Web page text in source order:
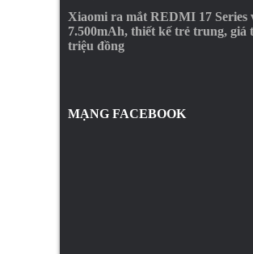
Xiaomi ra mắt REDMI 17 Series
7.500mAh, thiết kế trẻ trung, giá
triệu đồng
MẠNG FACEBOOK